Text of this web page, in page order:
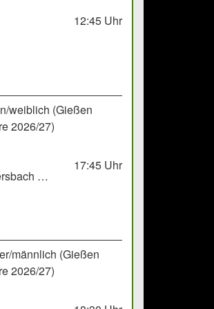
12:45Uhr
weiblich (Gießen
2026/27)
HSG Eibelshausen/Ewersbach GbR 2
17:45Uhr
männlich (Gießen
2026/27)